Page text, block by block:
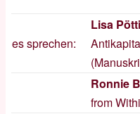
es sprechen:
Lisa
(
Ronnie
from